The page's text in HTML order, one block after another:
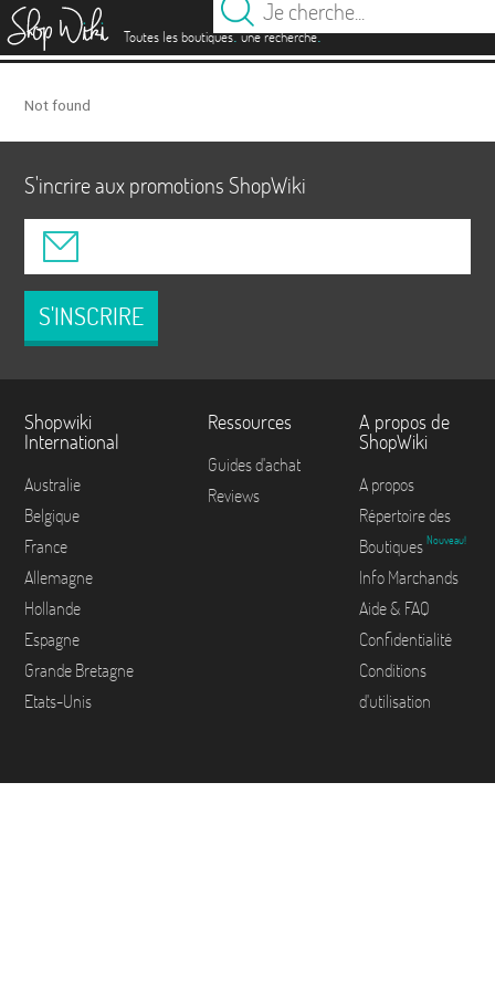
Toutes les boutiques.une recherche.
Not found
S'incrire aux promotions ShopWiki
S'INSCRIRE
Shopwiki
International
Australie
Belgique
France
Allemagne
Hollande
Espagne
Grande Bretagne
Etats-Unis
Ressources
Guides d'achat
Reviews
A propos de
ShopWiki
A propos
Répertoire des
Boutiques Nouveau!
Info Marchands
Aide & FAQ
Confidentialité
Conditions
d'utilisation